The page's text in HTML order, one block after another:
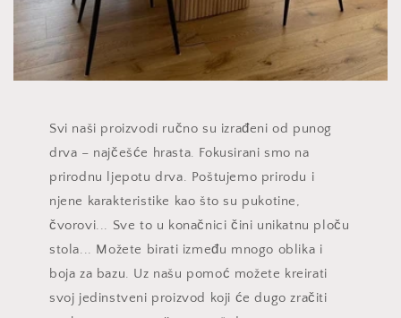
Svi naši proizvodi ručno su izrađeni od punog
drva – najčešće hrasta. Fokusirani smo na
prirodnu ljepotu drva. Poštujemo prirodu i
njene karakteristike kao što su pukotine,
čvorovi... Sve to u konačnici čini unikatnu ploču
stola... Možete birati između mnogo oblika i
boja za bazu. Uz našu pomoć možete kreirati
svoj jedinstveni proizvod koji će dugo zračiti